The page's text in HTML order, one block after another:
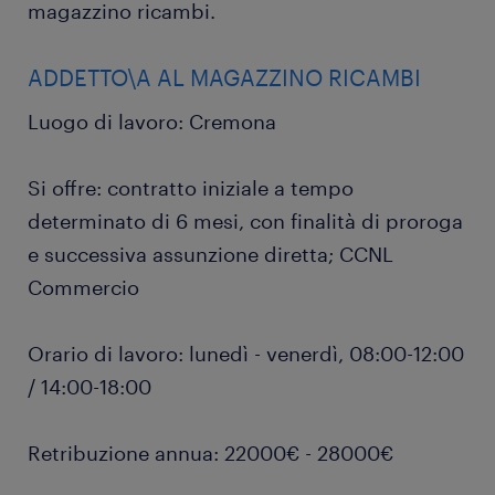
magazzino ricambi.
ADDETTO\A AL MAGAZZINO RICAMBI
Luogo di lavoro: Cremona
Si offre: contratto iniziale a tempo
determinato di 6 mesi, con finalità di proroga
e successiva assunzione diretta; CCNL
Commercio
Orario di lavoro: lunedì - venerdì, 08:00-12:00
/ 14:00-18:00
Retribuzione annua: 22000€ - 28000€